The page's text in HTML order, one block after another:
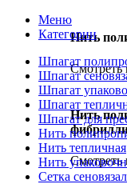
Нить
Нить
Меню
Категории
Шпагат
Шпагат
Шпагат
Шпагат
Шпагат для
Нить
Нить тепличная
Нить
Сетка